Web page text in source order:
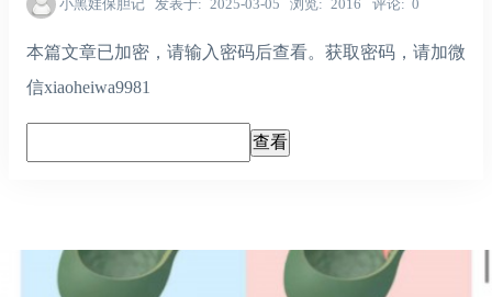
小黑娃保胆记 发表于 2025-03-05 浏览 2016 评论 0
本篇文章已加密，请输入密码后查看。获取密码，请加微
信xiaoheiwa9981